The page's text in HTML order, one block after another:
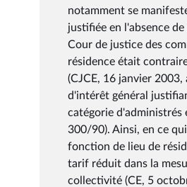
notamment se
justifiée en l'absence
Cour de justice des
résidence était
(CJCE, 16 janvier
d'intérêt général
catégorie d'administrés
300/90). Ainsi, en ce
fonction de lieu de
tarif réduit dans la
collectivité (CE, 5